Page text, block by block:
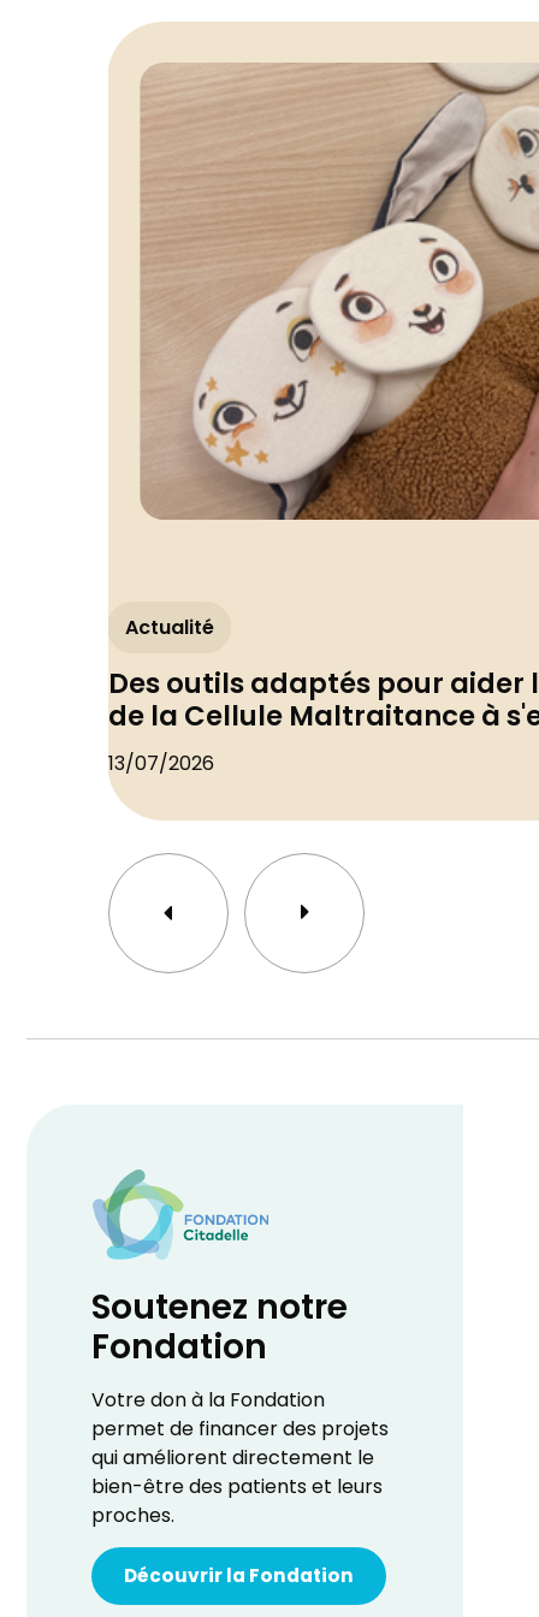
Actualité
Des outils adaptés pour aider
de la Cellule Maltraitance à
13/07/2026
Soutenez notre
Fondation
Votre don à la Fondation
permet de financer des projets
qui améliorent directement le
bien-être des patients et leurs
proches.
Découvrir la Fondation